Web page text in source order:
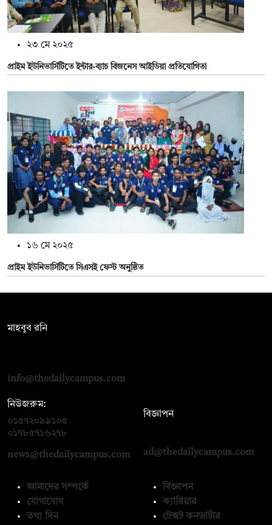
২৩ মে ২০২৫
প্রাইম ইউনিভার্সিটিতে ইন্টার-ব্যাচ বিজনেস আইডিয়া প্রতিযোগিতা
১৬ মে ২০২৫
প্রাইম ইউনিভার্সিটিতে সিএসই ফেস্ট অনুষ্ঠিত
মাহবুব রনি
info@thedailycampus.com
নিউজরুম:
০১৫৭২০৯৯১০৫
০১৭৮৫৭১৬২৭৮
news@thedailycampus.com
বিজ্ঞাপন
ad@thedailycampus.com
আমাদের সম্পর্কে
যোগাযোগ
তথ্য দিন
বিজ্ঞাপন
ক্যারিয়ার
টেক্সট কনভার্টার